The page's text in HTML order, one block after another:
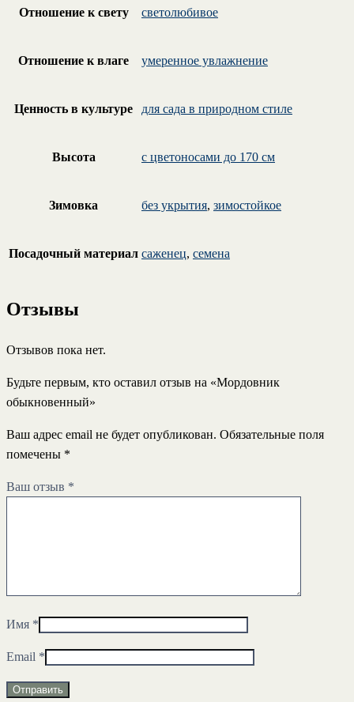
Отношение к свету светолюбивое
Отношение к влаге умеренное увлажнение
Ценность в культуре для сада в природном стиле
Высота с цветоносами до 170 см
Зимовка без укрытия, зимостойкое
Посадочный материал саженец, семена
Отзывы
Отзывов пока нет.
Будьте первым, кто оставил отзыв на «Мордовник
обыкновенный»
Ваш адрес email не будет опубликован. Обязательные поля
помечены *
Ваш отзыв *
Имя *
Email *